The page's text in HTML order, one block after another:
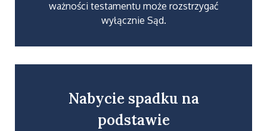
ważności testamentu może rozstrzygać
wyłącznie Sąd.
Nabycie spadku na
podstawie